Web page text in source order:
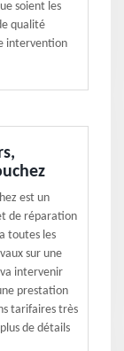
soient les
qualité
intervention
est un
de réparation
toutes les
sur une
intervenir
prestation
tarifaires très
de détails